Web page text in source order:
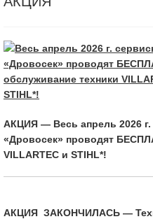
АКЦИЯ — Весь апрель 2026
«Дровосек» проводят
VILLARTEC и STIHL*!
АКЦИЯ ЗАКОНЧИЛАСЬ —